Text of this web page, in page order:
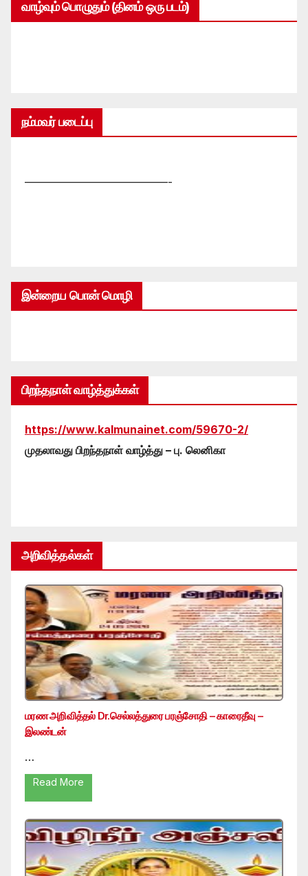
வாழ்வும் பொழுதும் (தினம் ஒரு படம்)
நம்மவர் படைப்பு
—————————————-
இன்றைய பொன் மொழி
பிறந்தநாள் வாழ்த்துக்கள்
https://www.kalmunainet.com/59670-2/
முதலாவது பிறந்தநாள் வாழ்த்து – பு. லெனிகா
அறிவித்தல்கள்
மரண அறிவித்தல் Dr.செல்லத்துரை பரஞ்சோதி – காரைதீவு –
இலண்டன்
…
Read More